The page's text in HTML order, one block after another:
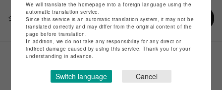
シェアする
We will translate the homepage into a foreign language using the
automatic translation service.
Since this service is an automatic translation system, it may not be
translated correctly and may differ from the original content of the
page before translation.
In addition, we do not take any responsibility for any direct or
indirect damage caused by using this service. Thank you for your
understanding in advance.
Switch language Cancel